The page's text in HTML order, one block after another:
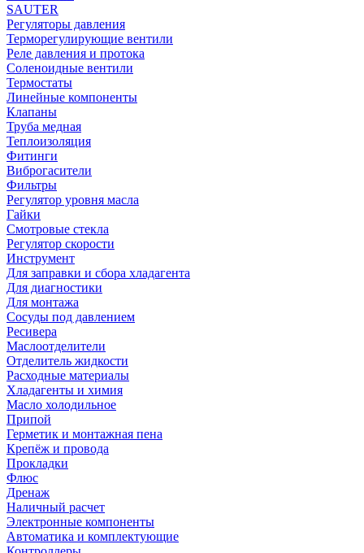
SAUTER
Регуляторы давления
Терморегулирующие вентили
Реле давления и протока
Соленоидные вентили
Термостаты
Линейные компоненты
Клапаны
Труба медная
Теплоизоляция
Фитинги
Виброгасители
Фильтры
Регулятор уровня масла
Гайки
Смотровые стекла
Регулятор скорости
Инструмент
Для заправки и сбора хладагента
Для диагностики
Для монтажа
Сосуды под давлением
Ресивера
Маслоотделители
Отделитель жидкости
Расходные материалы
Хладагенты и химия
Масло холодильное
Припой
Герметик и монтажная пена
Крепёж и провода
Прокладки
Флюс
Дренаж
Наличный расчет
Электронные компоненты
Автоматика и комплектующие